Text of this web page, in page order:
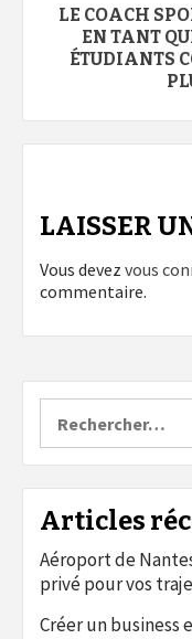
LE COACH
EN TANT
ÉTUDIANTS
LAISSER
Vous devez vous
commentaire.
Articles
Aéroport de
privé pour vos
Créer un business